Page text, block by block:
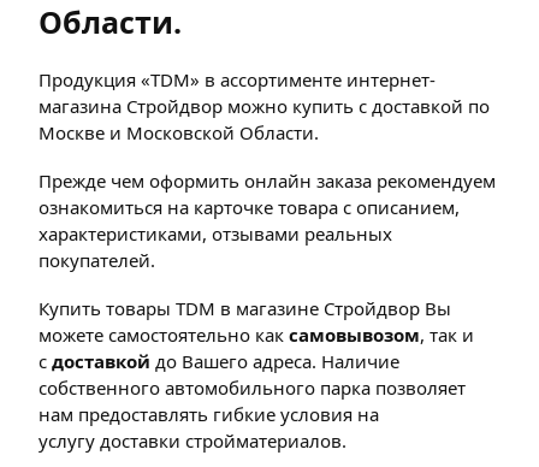
Области.
Продукция «TDM» в ассортименте интернет-
магазина Стройдвор можно купить с доставкой по
Москве и Московской Области.
Прежде чем оформить онлайн заказа рекомендуем
ознакомиться на карточке товара с описанием,
характеристиками, отзывами реальных
покупателей.
Купить товары TDM в магазине Стройдвор Вы
можете самостоятельно как самовывозом, так и
с доставкой до Вашего адреса. Наличие
собственного автомобильного парка позволяет
нам предоставлять гибкие условия на
услугу доставки стройматериалов.